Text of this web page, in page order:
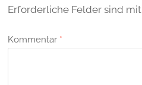
Erforderliche Felder sind mit
Kommentar *